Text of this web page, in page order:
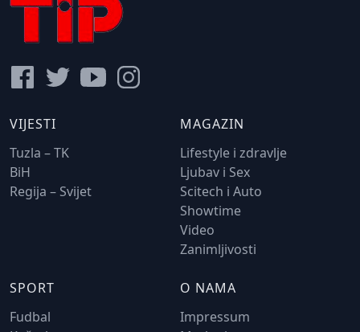
VIJESTI
Tuzla – TK
BiH
Regija – Svijet
MAGAZIN
Lifestyle i zdravlje
Ljubav i Sex
Scitech i Auto
Showtime
Video
Zanimljivosti
SPORT
Fudbal
O NAMA
Impressum